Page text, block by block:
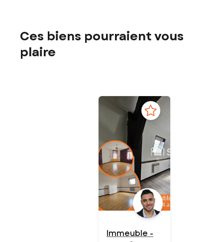
Ces biens pourraient vous
plaire
Immeuble -